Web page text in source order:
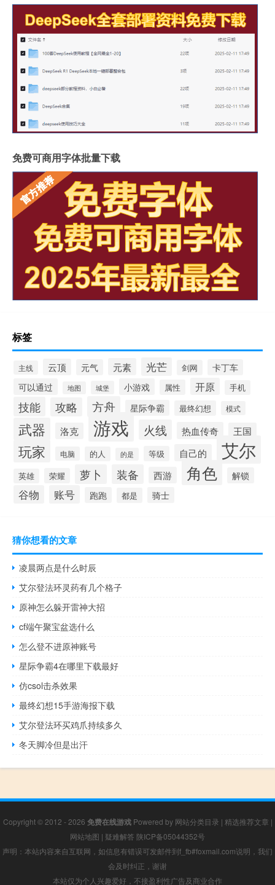
免费可商用字体批量下载
标签
主线 云顶 元气 元素 光芒 剑网 卡丁车
可以通过 地图 城堡 小游戏 属性 开原 手机
技能 攻略 方舟 星际争霸 最终幻想 模式
武器 洛克 游戏 火线 热血传奇 王国
玩家 电脑 的人 的是 等级 自己的 艾尔
英雄 荣耀 萝卜 装备 西游 角色 解锁
谷物 账号 跑跑 都是 骑士
猜你想看的文章
凌晨两点是什么时辰
艾尔登法环灵药有几个格子
原神怎么躲开雷神大招
cf端午聚宝盆选什么
怎么登不进原神账号
星际争霸4在哪里下载最好
仿csol击杀效果
最终幻想15手游海报下载
艾尔登法环买鸡爪持续多久
冬天脚冷但是出汗
Copyright © 2012 - 2026 免费在线游戏Powered by 网站分类目录 | 精选推荐文章 |
网站地图 | 疑难解答 陕ICP备05044352号
声明：本站内容来自互联网，如信息有错误可发邮件到f_fb#foxmail.com说明，我们
会及时纠正，谢谢
本站仅为个人兴趣爱好，不接盈利性广告及商业合作